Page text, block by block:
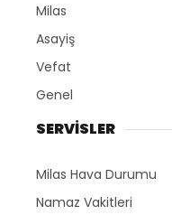
Milas
Asayiş
Vefat
Genel
SERVİSLER
Milas Hava Durumu
Namaz Vakitleri